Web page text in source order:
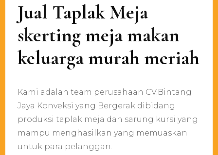
Jual Taplak Meja
skerting meja makan
keluarga murah meriah
Kami adalah team perusahaan CV.Bintang
Jaya Konveksi yang Bergerak dibidang
produksi taplak meja dan sarung kursi yang
mampu menghasilkan yang memuaskan
untuk para pelanggan.